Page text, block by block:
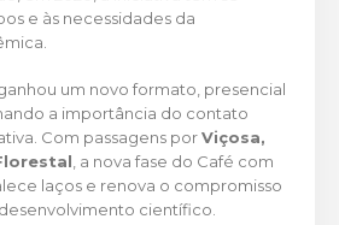
e às necessidades da
um novo formato, presencial
a importância do contato
Com passagens porViçosa,
, a nova fase do Café com
laços e renova o compromisso
científico.